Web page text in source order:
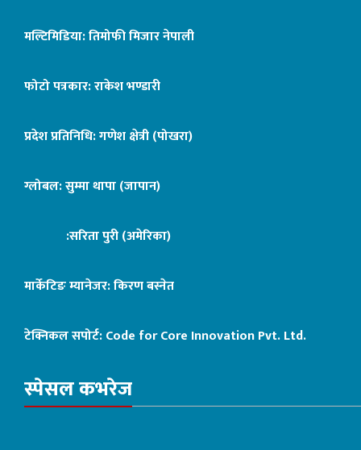
मल्टिमिडिया: तिमोफी मिजार नेपाली
फोटो पत्रकार: राकेश भण्डारी
प्रदेश प्रतिनिधि: गणेश क्षेत्री (पोखरा)
ग्लोबल: सुम्मा थापा (जापान)
:सरिता पुरी (अमेरिका)
मार्केटिङ म्यानेजर: किरण बस्नेत
टेक्निकल सपोर्ट:Code for Core Innovation Pvt. Ltd.
स्पेसल कभरेज